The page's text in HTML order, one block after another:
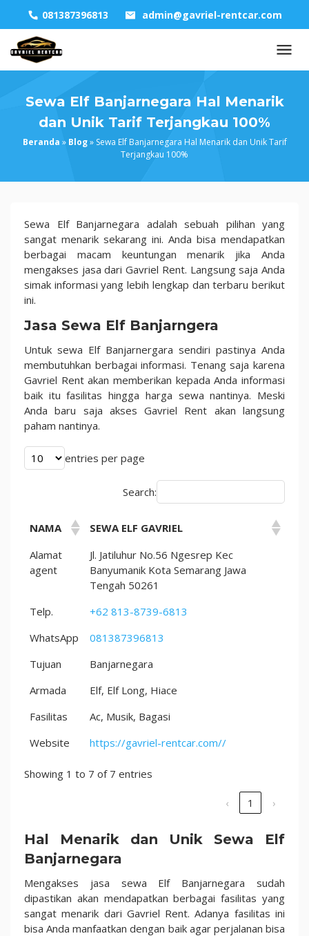
content
081387396813 admin@gavriel-rentcar.com
Sewa Elf Banjarnegara Hal Menarik
dan Unik Tarif Terjangkau 100%
Beranda » Blog» Sewa Elf Banjarnegara Hal Menarik dan Unik Tarif
Terjangkau 100%
Sewa
Elf
Banjarnegara
Hal
Menarik
dan
Tarif
Terjangkau
100%
Sewa Elf Banjarnegara adalah sebuah pilihan yang
sangat menarik sekarang ini. Anda bisa mendapatkan
berbagai macam keuntungan menarik jika Anda
mengakses jasa dari Gavriel Rent. Langsung saja Anda
simak informasi yang lebih lengkap dan terbaru berikut
ini.
Jasa Sewa Elf Banjarngera
Untuk sewa Elf Banjarnergara sendiri pastinya Anda
membutuhkan berbagai informasi. Tenang saja karena
Gavriel Rent akan memberikan kepada Anda informasi
baik itu fasilitas hingga harga sewa nantinya. Meski
Anda baru saja akses Gavriel Rent akan langsung
paham nantinya.
entries per page
Search:
NAMA
SEWA ELF GAVRIEL
Alamat
agent
Jl. Jatiluhur No.56 Ngesrep Kec
Banyumanik Kota Semarang Jawa
Tengah 50261
Telp.
+62 813-8739-6813
WhatsApp
081387396813
Tujuan
Banjarnegara
Armada
Elf, Elf Long, Hiace
Fasilitas
Ac, Musik, Bagasi
Website
https://gavriel-rentcar.com//
Showing 1 to 7 of 7 entries
‹ 1 ›
Hal Menarik dan Unik Sewa Elf
Banjarnegara
Mengakses jasa sewa Elf Banjarnegara sudah
dipastikan akan mendapatkan berbagai fasilitas yang
sangat menarik dari Gavriel Rent. Adanya fasilitas ini
bisa Anda manfaatkan dengan baik agar perjalanan bisa